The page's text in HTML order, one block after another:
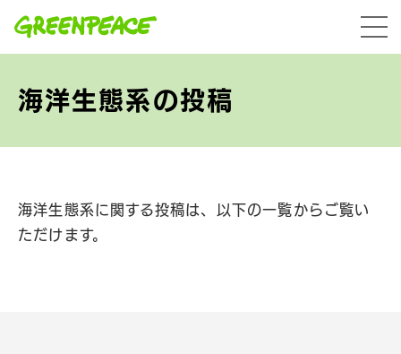
menu
海洋生態系の投稿
海洋生態系に関する投稿は、以下の一覧からご覧い
ただけます。